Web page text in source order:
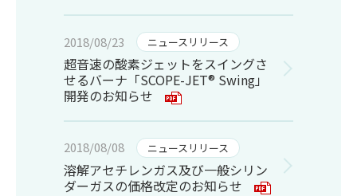
2018/08/23 ニュースリリース
超音速の酸素ジェットをスイングさ
せるバーナ「SCOPE-JET® Swing」
開発のお知らせ
2018/08/08 ニュースリリース
溶解アセチレンガス及び一般シリン
ダーガスの価格改定のお知らせ